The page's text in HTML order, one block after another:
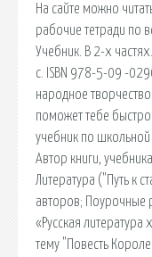
На сайте можно
рабочие тетради по
Учебник. В 2-х
с. ISBN 978-5-09 -
народное
поможет тебе быстро
учебник по
Автор книги,
Литература ("Путь к
авторов; Поурочные
«Русская литература
тему "Повесть